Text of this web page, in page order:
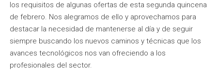
los requisitos de algunas ofertas de esta segunda quincena
de febrero. Nos alegramos de ello y aprovechamos para
destacar la necesidad de mantenerse al día y de seguir
siempre buscando los nuevos caminos y técnicas que los
avances tecnológicos nos van ofreciendo a los
profesionales del sector.